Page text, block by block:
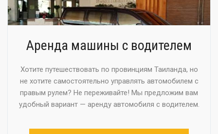
Аренда машины с водителем
Хотите путешествовать по провинциям Таиланда, но
не хотите самостоятельно управлять автомобилем с
правым рулем? Не переживайте! Мы предложим вам
удобный вариант — аренду автомобиля с водителем.